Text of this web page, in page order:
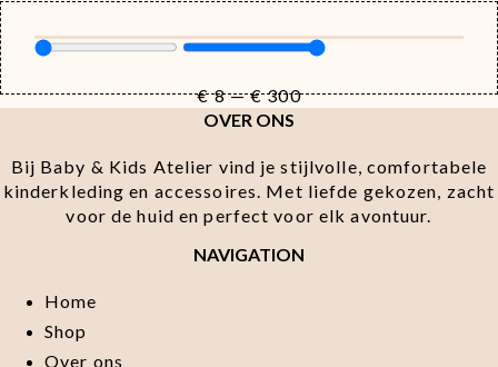
€ 8—€ 300
OVER ONS
Bij Baby & Kids Atelier vind je stijlvolle, comfortabele
kinderkleding en accessoires. Met liefde gekozen, zacht
voor de huid en perfect voor elk avontuur.
NAVIGATION
Home
Shop
Over ons